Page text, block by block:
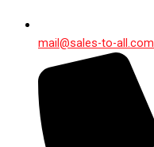
mail@sales-to-all.com